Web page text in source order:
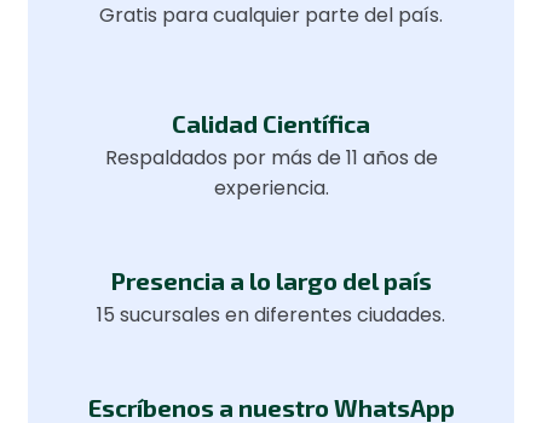
Gratis para cualquier parte del país.
Calidad Científica
Respaldados por más de 11 años de
experiencia.
Presencia a lo largo del país
15 sucursales en diferentes ciudades.
Escríbenos a nuestro WhatsApp